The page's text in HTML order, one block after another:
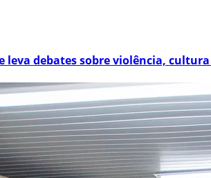
leva debates sobre violência,